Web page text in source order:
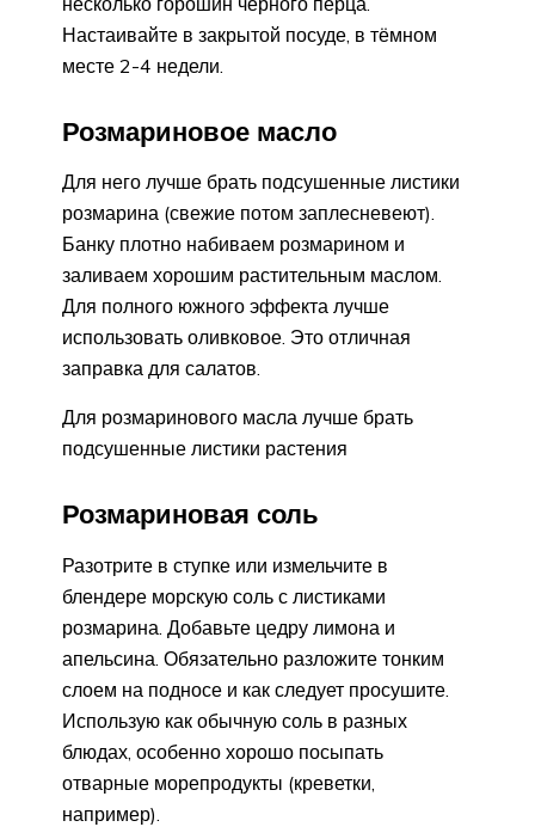
Настаивайте в закрытой посуде, в тёмном
месте 2-4 недели.
Розмариновое масло
Для него лучше брать подсушенные листики
розмарина (свежие потом заплесневеют).
Банку плотно набиваем розмарином и
заливаем хорошим растительным маслом.
Для полного южного эффекта лучше
использовать оливковое. Это отличная
заправка для салатов.
Для розмаринового масла лучше брать
подсушенные листики растения
Розмариновая соль
Разотрите в ступке или измельчите в
блендере морскую соль с листиками
розмарина. Добавьте цедру лимона и
апельсина. Обязательно разложите тонким
слоем на подносе и как следует просушите.
Использую как обычную соль в разных
блюдах, особенно хорошо посыпать
отварные морепродукты (креветки,
например).